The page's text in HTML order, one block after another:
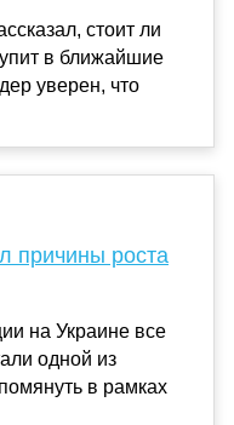
стоит ли
в ближайшие
уверен, что
причины роста
на Украине все
одной из
в рамках